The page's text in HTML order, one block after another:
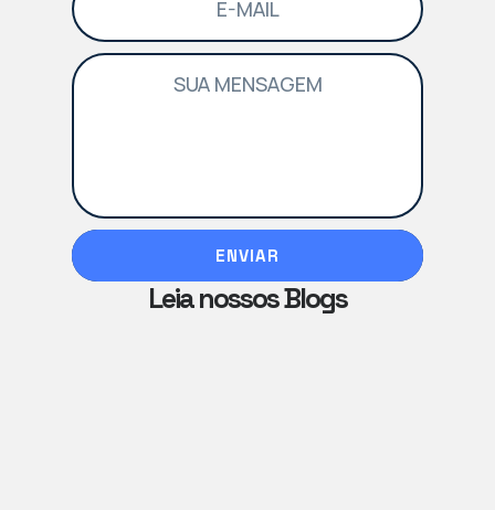
ENVIAR
Leia nossos Blogs